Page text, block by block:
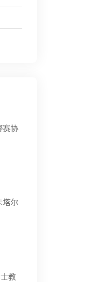
赛协
塔尔
教